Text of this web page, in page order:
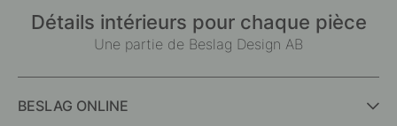
Détails intérieurs pour chaque pièce
Une partie de Beslag Design AB
BESLAG ONLINE